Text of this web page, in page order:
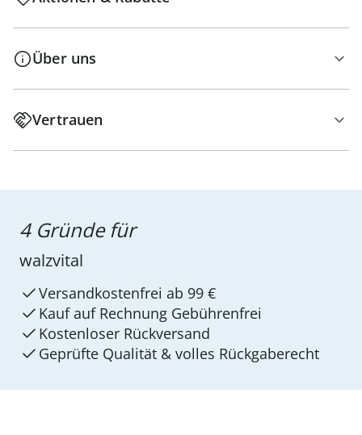
Über uns
Vertrauen
4 Gründe für
walzvital
Versandkostenfrei ab 99 €
Kauf auf Rechnung Gebührenfrei
Kostenloser Rückversand
Geprüfte Qualität & volles Rückgaberecht